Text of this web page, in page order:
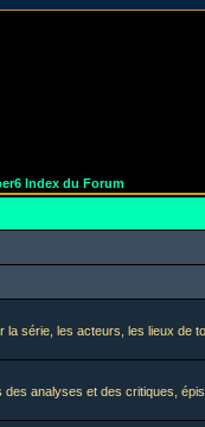
Index du Forum
série, les acteurs, les lieux de
analyses et des critiques,